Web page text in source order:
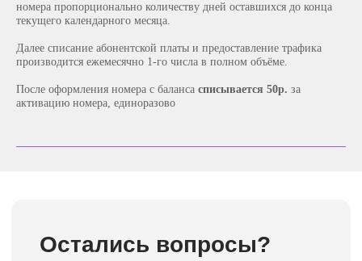
номера пропорционально количеству дней оставшихся до конца
текущего календарного месяца.
Далее списание абонентской платы и предоставление трафика
производится ежемесячно 1-го числа в полном объёме.
После оформления номера с баланса списывается 50р. за
активацию номера, единоразово
Подробная информация